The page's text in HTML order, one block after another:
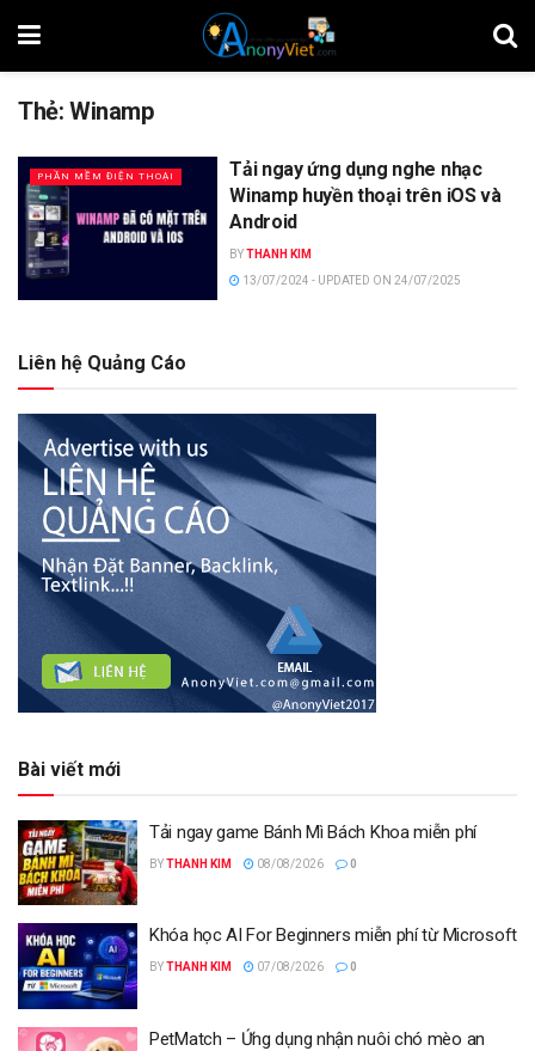
Thẻ:Winamp
PHẦN MỀM ĐIỆN THOẠI
Tải ngay ứng dụng nghe nhạc
Winamp huyền thoại trên iOS và
Android
BYTHANH KIM
13/07/2024 - UPDATED ON 24/07/2025
Liên hệ Quảng Cáo
Bài viết mới
Tải ngay game Bánh Mì Bách Khoa miễn phí
BYTHANH KIM 08/08/2026 0
Khóa học AI For Beginners miễn phí từ Microsoft
BYTHANH KIM 07/08/2026 0
PetMatch – Ứng dụng nhận nuôi chó mèo an